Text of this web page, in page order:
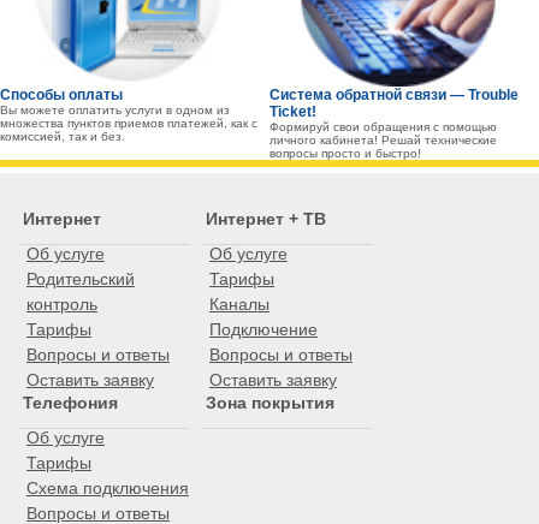
Способы оплаты
Вы можете оплатить услуги в одном из
множества пунктов приемов платежей, как с
комиссией, так и без.
Система обратной связи — Trouble
Ticket!
Формируй свои обращения с помощью
личного кабинета! Решай технические
вопросы просто и быстро!
Интернет
Об услуге
Родительский
контроль
Тарифы
Вопросы и ответы
Оставить заявку
Интернет + ТВ
Об услуге
Тарифы
Каналы
Подключение
Вопросы и ответы
Оставить заявку
Телефония
Об услуге
Тарифы
Схема подключения
Вопросы и ответы
Зона покрытия